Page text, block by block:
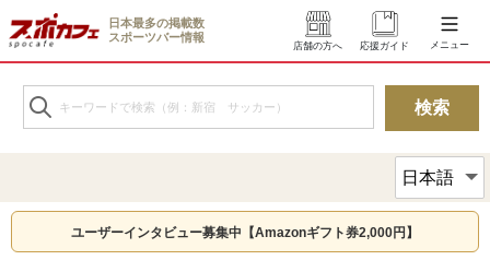
日本最多の掲載数
スポーツバー情報
店舗の方へ 応援ガイド メニュー
ユーザーインタビュー募集中【Amazonギフト券2,000円】